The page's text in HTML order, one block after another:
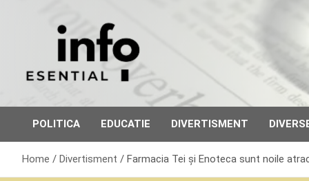
POLITICA EDUCATIE DIVERTISMENT
Home Divertisment Farmacia Tei și Enoteca sunt noile